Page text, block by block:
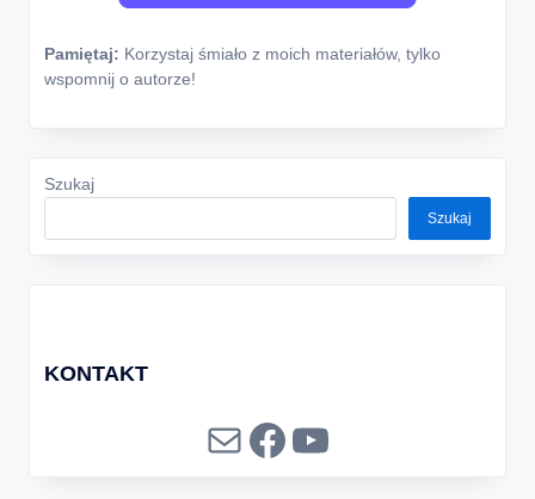
Pamiętaj: Korzystaj śmiało z moich materiałów, tylko
wspomnij o autorze!
Szukaj
Szukaj
KONTAKT
MailFacebook
YouTube